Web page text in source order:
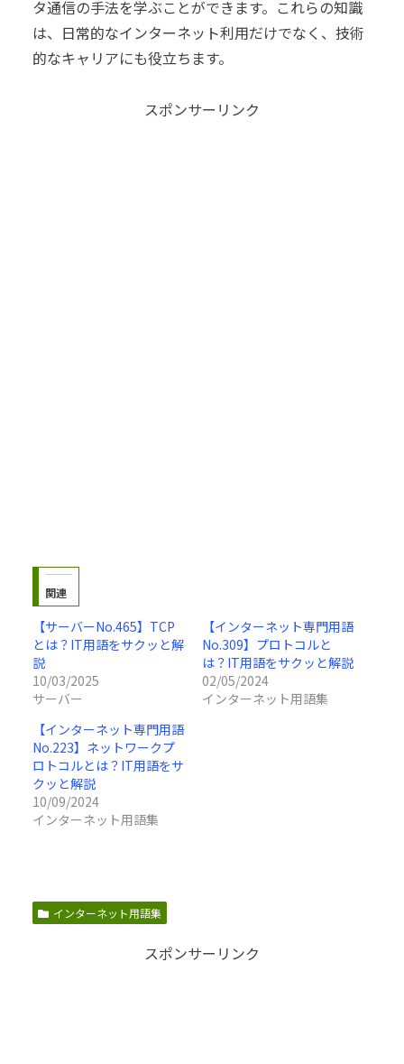
タ通信の手法を学ぶことができます。これらの知識
は、日常的なインターネット利用だけでなく、技術
的なキャリアにも役立ちます。
スポンサーリンク
関連
【サーバーNo.465】TCP
とは？IT用語をサクッと解
説
10/03/2025
サーバー
【インターネット専門用語
No.309】プロトコルと
は？IT用語をサクッと解説
02/05/2024
インターネット用語集
【インターネット専門用語
No.223】ネットワークプ
ロトコルとは？IT用語をサ
クッと解説
10/09/2024
インターネット用語集
インターネット用語集
スポンサーリンク